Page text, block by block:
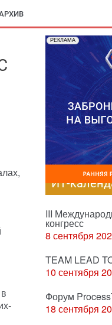
РЕКЛАМА
ИТ-
III
конгресс
8 сентября
TEAM LEAD
10 сентября
Форум
18 сентября